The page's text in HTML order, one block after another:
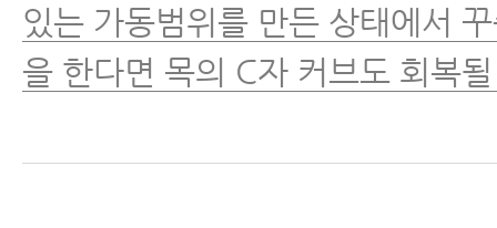
있는 가동범위를 만든 상태에서
을 한다면 목의 C자 커브도 회복